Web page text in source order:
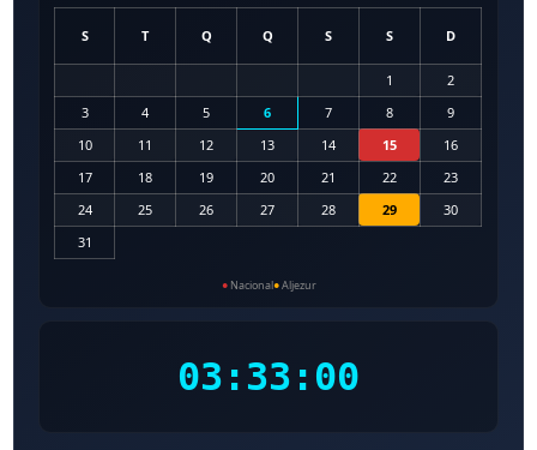
S T Q Q S S D
1
2
3
4 5 6 7 8
9
10
11 12 13 14 15
16
17
18 19 20 21 22
23
24
25 26 27 28 29
30
31
●Nacional●Aljezur
03:33:01